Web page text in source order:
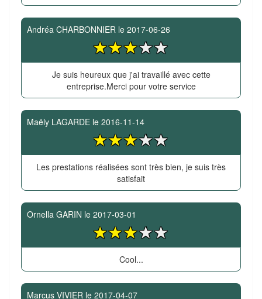
Andréa CHARBONNIER le 2017-06-26
Je suis heureux que j'ai travaillé avec cette
entreprise.Merci pour votre service
Maëly LAGARDE le 2016-11-14
Les prestations réalisées sont très bien, je suis très
satisfait
Ornella GARIN le 2017-03-01
Cool...
Marcus VIVIER le 2017-04-07